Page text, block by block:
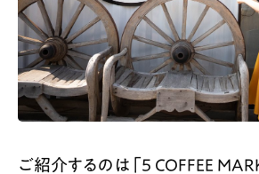
ご紹介するのは「5 COFFEE